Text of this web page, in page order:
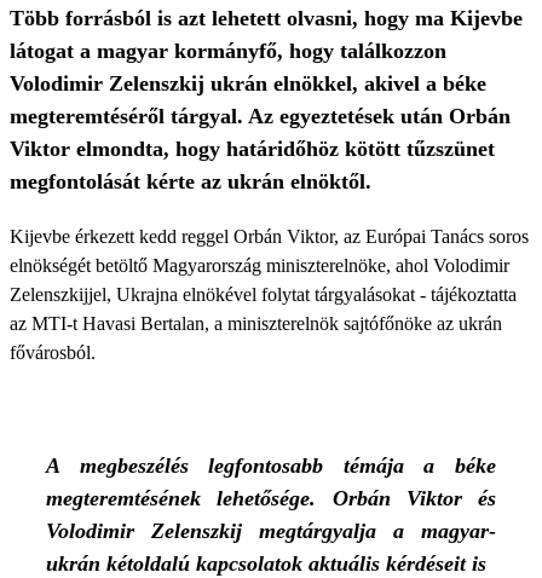
Több forrásból is azt lehetett olvasni, hogy ma Kijevbe
látogat a magyar kormányfő, hogy találkozzon
Volodimir Zelenszkij ukrán elnökkel, akivel a béke
megteremtéséről tárgyal. Az egyeztetések után Orbán
Viktor elmondta, hogy határidőhöz kötött tűzszünet
megfontolását kérte az ukrán elnöktől.
Kijevbe érkezett kedd reggel Orbán Viktor, az Európai Tanács soros
elnökségét betöltő Magyarország miniszterelnöke, ahol Volodimir
Zelenszkijjel, Ukrajna elnökével folytat tárgyalásokat - tájékoztatta
az MTI-t Havasi Bertalan, a miniszterelnök sajtófőnöke az ukrán
fővárosból.
A megbeszélés legfontosabb témája a béke
megteremtésének lehetősége. Orbán Viktor és
Volodimir Zelenszkij megtárgyalja a magyar-
ukrán kétoldalú kapcsolatok aktuális kérdéseit is